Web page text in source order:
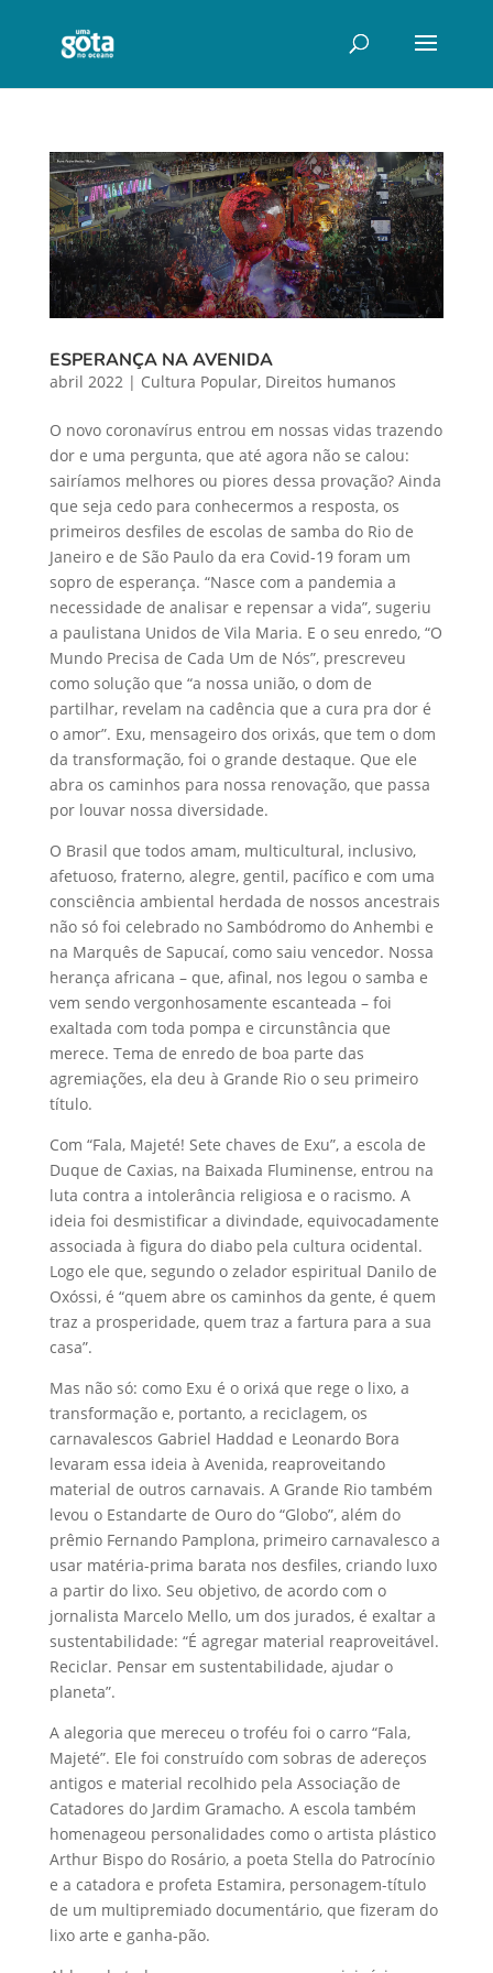
ESPERANÇA NA AVENIDA
abril 2022| Cultura Popular, Direitos humanos
O novo coronavírus entrou em nossas vidas trazendo
dor e uma pergunta, que até agora não se calou:
sairíamos melhores ou piores dessa provação? Ainda
que seja cedo para conhecermos a resposta, os
primeiros desfiles de escolas de samba do Rio de
Janeiro e de São Paulo da era Covid-19 foram um
sopro de esperança. “Nasce com a pandemia a
necessidade de analisar e repensar a vida”, sugeriu
a paulistana Unidos de Vila Maria. E o seu enredo, “O
Mundo Precisa de Cada Um de Nós”, prescreveu
como solução que “a nossa união, o dom de
partilhar, revelam na cadência que a cura pra dor é
o amor”. Exu, mensageiro dos orixás, que tem o dom
da transformação, foi o grande destaque. Que ele
abra os caminhos para nossa renovação, que passa
por louvar nossa diversidade.
O Brasil que todos amam, multicultural, inclusivo,
afetuoso, fraterno, alegre, gentil, pacífico e com uma
consciência ambiental herdada de nossos ancestrais
não só foi celebrado no Sambódromo do Anhembi e
na Marquês de Sapucaí, como saiu vencedor. Nossa
herança africana – que, afinal, nos legou o samba e
vem sendo vergonhosamente escanteada – foi
exaltada com toda pompa e circunstância que
merece. Tema de enredo de boa parte das
agremiações, ela deu à Grande Rio o seu primeiro
título.
Com “Fala, Majeté! Sete chaves de Exu”, a escola de
Duque de Caxias, na Baixada Fluminense, entrou na
luta contra a intolerância religiosa e o racismo. A
ideia foi desmistificar a divindade, equivocadamente
associada à figura do diabo pela cultura ocidental.
Logo ele que, segundo o zelador espiritual Danilo de
Oxóssi, é “quem abre os caminhos da gente, é quem
traz a prosperidade, quem traz a fartura para a sua
casa”.
Mas não só: como Exu é o orixá que rege o lixo, a
transformação e, portanto, a reciclagem, os
carnavalescos Gabriel Haddad e Leonardo Bora
levaram essa ideia à Avenida, reaproveitando
material de outros carnavais. A Grande Rio também
levou o Estandarte de Ouro do “Globo”, além do
prêmio Fernando Pamplona, primeiro carnavalesco a
usar matéria-prima barata nos desfiles, criando luxo
a partir do lixo. Seu objetivo, de acordo com o
jornalista Marcelo Mello, um dos jurados, é exaltar a
sustentabilidade: “É agregar material reaproveitável.
Reciclar. Pensar em sustentabilidade, ajudar o
planeta”.
A alegoria que mereceu o troféu foi o carro “Fala,
Majeté”. Ele foi construído com sobras de adereços
antigos e material recolhido pela Associação de
Catadores do Jardim Gramacho. A escola também
homenageou personalidades como o artista plástico
Arthur Bispo do Rosário, a poeta Stella do Patrocínio
e a catadora e profeta Estamira, personagem-título
de um multipremiado documentário, que fizeram do
lixo arte e ganha-pão.